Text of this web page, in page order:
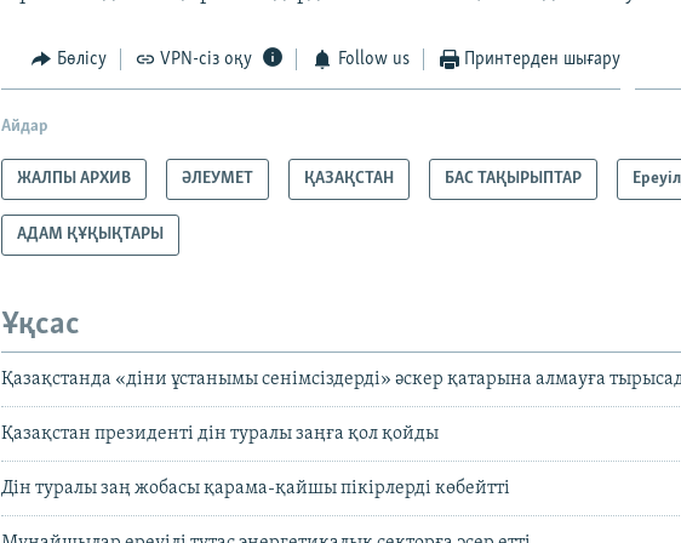
Бөлісу VPN-сіз оқу Follow us Принтерден шығару
Айдар
ЖАЛПЫ АРХИВ ӘЛЕУМЕТ ҚАЗАҚСТАН БАС ТАҚЫРЫПТАР
АДАМ ҚҰҚЫҚТАРЫ
Ұқсас
Қазақстанда «діни ұстанымы сенімсіздерді» әскер қатарына алмауға
Қазақстан президенті дін туралы заңға қол қойды
Дін туралы заң жобасы қарама-қайшы пікірлерді көбейтті